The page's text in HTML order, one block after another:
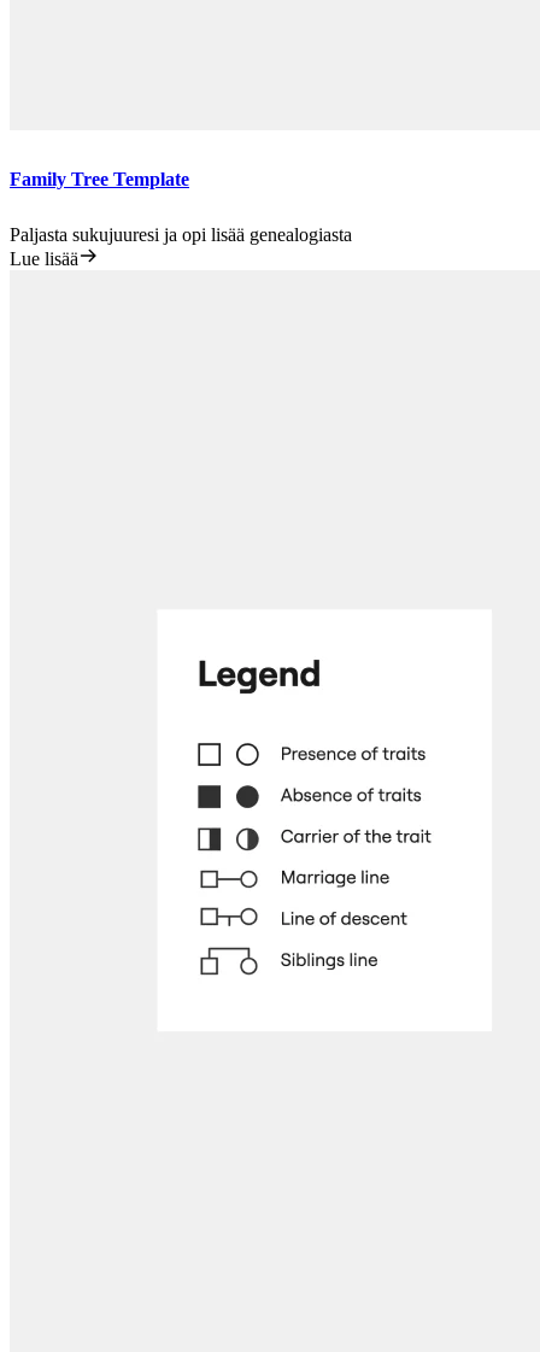
Family Tree Template
Paljasta sukujuuresi ja opi lisää genealogiasta
Lue lisää